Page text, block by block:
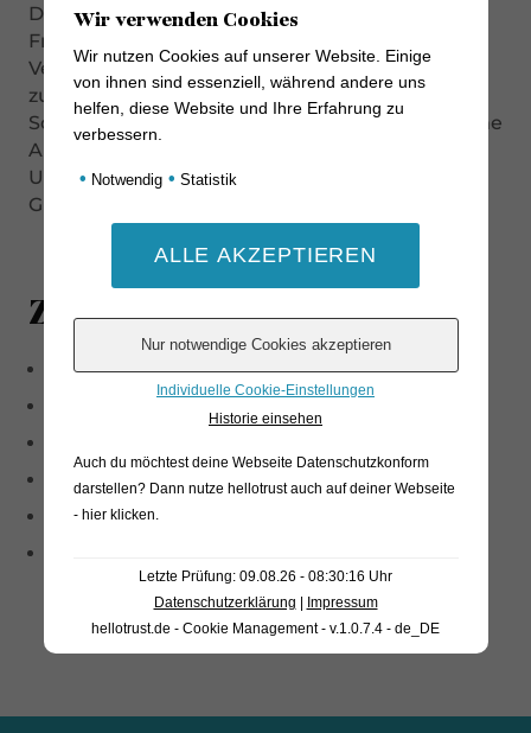
Die tiefe Süße der gekochten Zwiebel und die
Frucht der Himbeere gehen eine harmonische
Verbindung ein. Dieses Chutney schmeckt gut
zu kaltem Fleisch und Geflügel, wie gekochtem
Schinken und Roastbeef. Es kann aber auch eine
Alternative zu Senf sein wie bei Frikadellen.
Unter den Käsen ist Schnittkäse wie ein junger
Gruyère ein passender Partner.
Zutaten
Zucker
Essig
Geliermittel: Pektin
Wir verwenden Cookies
Wir nutzen Cookies auf unserer Website. Einige
von ihnen sind essenziell, während andere uns
helfen, diese Website und Ihre Erfahrung zu
verbessern.
• Notwendig • Statistik
Individuelle Cookie-Einstellungen
Historie einsehen
Auch du möchtest deine Webseite Datenschutzkonform
darstellen? Dann nutze hellotrust auch auf deiner Webseite
- hier klicken.
Letzte Prüfung: 09.08.26 - 08:30:16 Uhr
Datenschutzerklärung
Impressum
hellotrust.de - Cookie Management - v.1.0.7.4 - de_DE